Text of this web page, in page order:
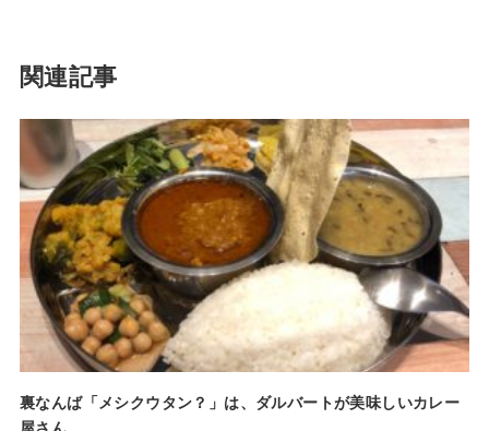
関連記事
裏なんば「メシクウタン？」は、ダルバートが美味しいカレー
屋さん